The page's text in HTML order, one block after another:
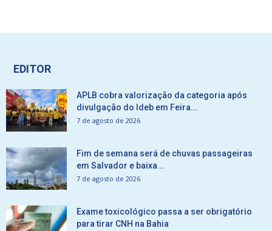
EDITOR
APLB cobra valorização da categoria após
divulgação do Ideb em Feira...
7 de agosto de 2026
Fim de semana será de chuvas passageiras
em Salvador e baixa...
7 de agosto de 2026
Exame toxicológico passa a ser obrigatório
para tirar CNH na Bahia